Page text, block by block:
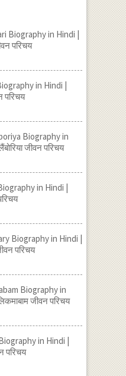
Biography in Hindi |
परिचय
in Hindi |
परिचय
Biography in
जीवन परिचय
in Hindi |
Biography in Hindi |
परिचय
Biography in
जीवन परिचय
in Hindi |
परिचय